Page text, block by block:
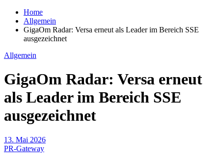
Home
Allgemein
GigaOm Radar: Versa erneut als Leader im Bereich SSE
ausgezeichnet
Allgemein
GigaOm Radar: Versa erneut
als Leader im Bereich SSE
ausgezeichnet
13. Mai 2026
PR-Gateway